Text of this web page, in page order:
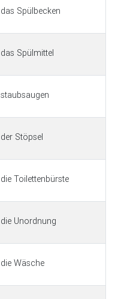
das Spülbecken
das Spülmittel
staubsaugen
der Stöpsel
die Toilettenbürste
die Unordnung
die Wäsche